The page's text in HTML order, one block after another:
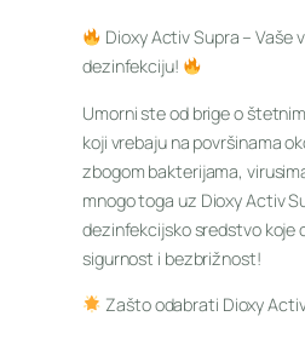
Dioxy Activ Supra – Vaše
dezinfekciju!
Umorni ste od brige o
koji vrebaju na površinama
zbogom bakterijama,
mnogo toga uz Dioxy Activ
dezinfekcijsko sredstvo koje
sigurnost i bezbrižnost!
Zašto odabrati Dioxy